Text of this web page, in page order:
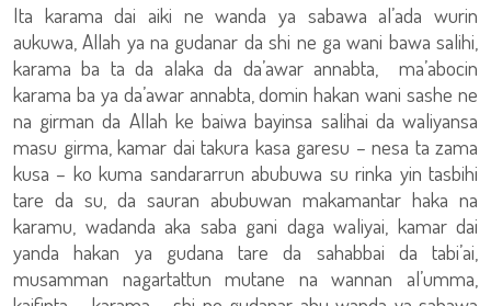
Ita karama dai aiki ne wanda ya sabawa al’ada wurin
aukuwa, Allah ya na gudanar da shi ne ga wani bawa salihi,
karama ba ta da alaka da da’awar annabta, ma’abocin
karama ba ya da’awar annabta, domin hakan wani sashe ne
na girman da Allah ke baiwa bayinsa salihai da waliyansa
masu girma, kamar dai takura kasa garesu – nesa ta zama
kusa – ko kuma sandararrun abubuwa su rinka yin tasbihi
tare da su, da sauran abubuwan makamantar haka na
karamu, wadanda aka saba gani daga waliyai, kamar dai
yanda hakan ya gudana tare da sahabbai da tabi’ai,
musamman nagartattun mutane na wannan al’umma,